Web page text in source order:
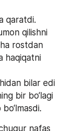
qaratdi.
qilishni
rostdan
haqiqatni
bilar edi
bir bo‘lagi
nafas